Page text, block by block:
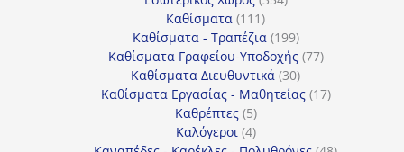
Καθίσματα 111111
προϊόντα
Καθίσματα - Τραπέζια 199199
προϊόντα
Καθίσματα Γραφείου-Υποδοχής 7777
Καθίσματα Διευθυντικά 3030
προϊόντα
Καθίσματα Εργασίας - Μαθητείας 1717
Καθρέπτες 55
προϊόντα
Καλόγεροι 44